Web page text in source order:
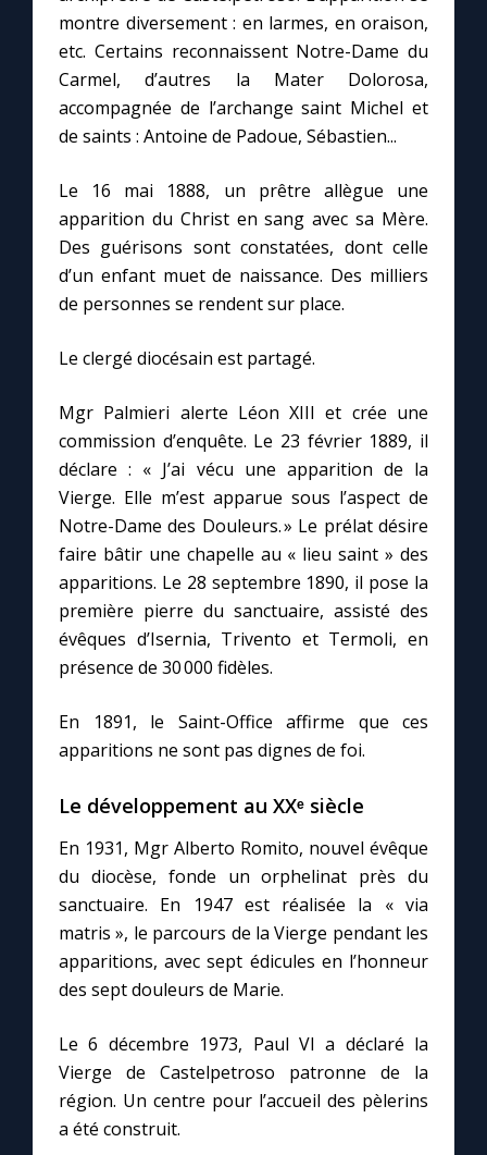
Mes intentions de prière
Une Minute avec Marie
Une neuvaine
À la une
1000 Raisons de Croire
Faire un don
Marie de Nazareth
montre diversement : en larmes, en oraison,
etc. Certains reconnaissent Notre-Dame du
Carmel, d’autres la Mater Dolorosa,
accompagnée de l’archange saint Michel et
de saints : Antoine de Padoue, Sébastien...
Le 16 mai 1888, un prêtre allègue une
apparition du Christ en sang avec sa Mère.
Des guérisons sont constatées, dont celle
d’un enfant muet de naissance. Des milliers
de personnes se rendent sur place.
Le clergé diocésain est partagé.
Mgr Palmieri alerte Léon XIII et crée une
commission d’enquête. Le 23 février 1889, il
déclare : « J’ai vécu une apparition de la
Vierge. Elle m’est apparue sous l’aspect de
Notre-Dame des Douleurs. » Le prélat désire
faire bâtir une chapelle au « lieu saint » des
apparitions. Le 28 septembre 1890, il pose la
première pierre du sanctuaire, assisté des
évêques d’Isernia, Trivento et Termoli, en
présence de 30 000 fidèles.
En 1891, le Saint-Office affirme que ces
apparitions ne sont pas dignes de foi.
Le développement au XXᵉ siècle
En 1931, Mgr Alberto Romito, nouvel évêque
du diocèse, fonde un orphelinat près du
sanctuaire. En 1947 est réalisée la « via
matris », le parcours de la Vierge pendant les
apparitions, avec sept édicules en l’honneur
des sept douleurs de Marie.
Le 6 décembre 1973, Paul VI a déclaré la
Vierge de Castelpetroso patronne de la
région. Un centre pour l’accueil des pèlerins
a été construit.